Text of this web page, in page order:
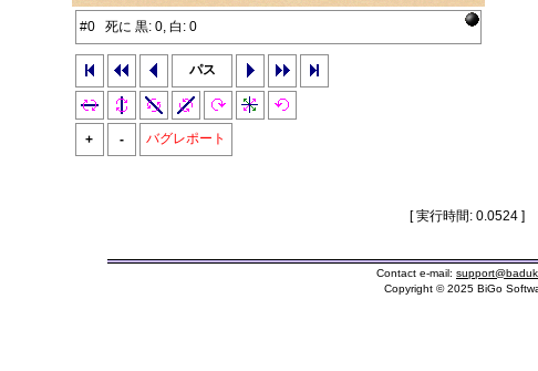
#0 死に 黒: 0, 白: 0
パス
+ - バグレポート
[ 実行時間: 0.0524 ]
Contact e-mail:
Copyright © 2025 BiGo